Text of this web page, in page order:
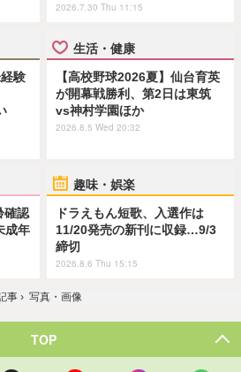
2026.7.30 Thu 11:15
験
生活・健康
【高校野球2026夏】仙台育英
が開幕戦勝利、第2日は東筑
vs神村学園ほか
2026.8.5 Wed 20:32
確認
成年
趣味・娯楽
ドラえもん短歌、入選作は
11/20発売の新刊に収録…9/3
締切
2026.8.6 Thu 15:15
事 › 写真・画像
TOP